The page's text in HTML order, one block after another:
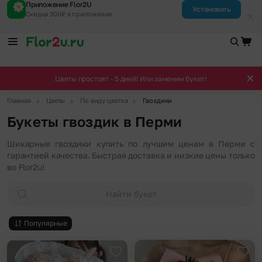
Приложение Flor2U
Скидка 300₽ в приложении
Установить
Цветы простоят - 5 дней! Или заменим букет!
Главная Цветы По виду цветка Гвоздики
Букеты гвоздик в Перми
Шикарные гвоздики купить по лучшим ценам в Перми с
гарантией качества. Быстрая доставка и низкие цены только
во Flor2u!
Найти букет
Популярные